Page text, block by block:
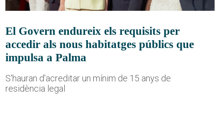
El Govern endureix els requisits per
accedir als nous habitatges públics que
impulsa a Palma
S'hauran d'acreditar un mínim de 15 anys de
residència legal